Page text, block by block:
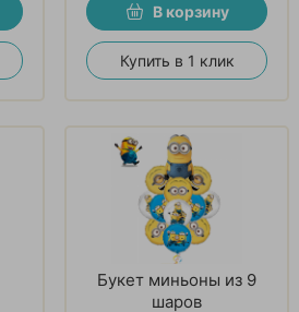
В корзину
Купить в 1 клик
Букет миньоны из 9
шаров